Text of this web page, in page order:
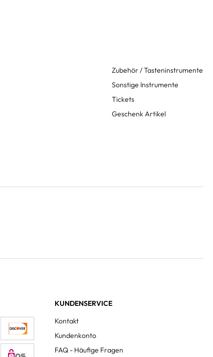
Zubehör / Tasteninstrumente
Sonstige Instrumente
Tickets
Geschenk Artikel
KUNDENSERVICE
Kontakt
Kundenkonto
FAQ - Häufige Fragen